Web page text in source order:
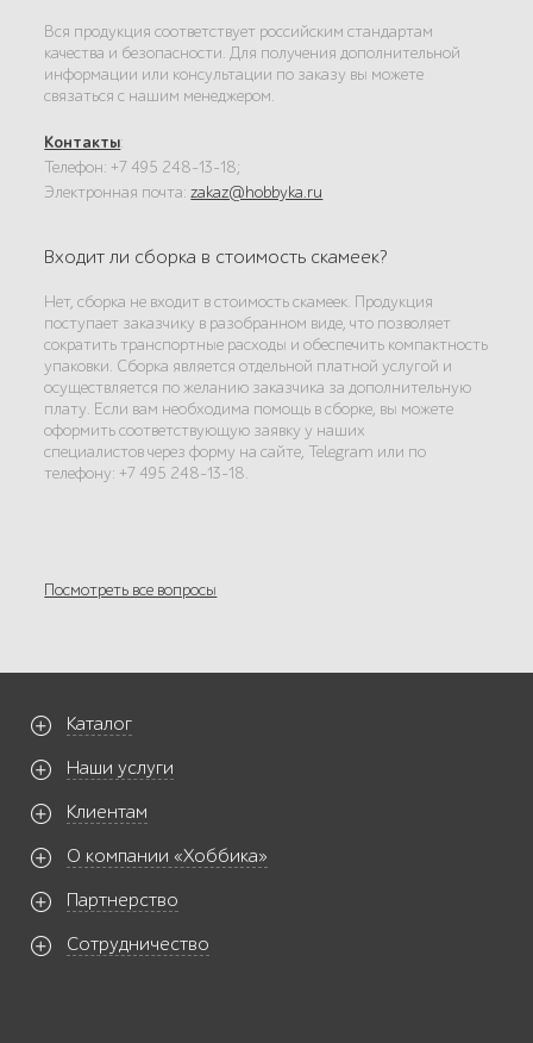
Вся продукция соответствует российским стандартам
качества и безопасности. Для получения дополнительной
информации или консультации по заказу вы можете
связаться с нашим менеджером.
Контакты:
Телефон: +7 495 248-13-18;
Электронная почта:zakaz@hobbyka.ru
Входит ли сборка в стоимость скамеек?
Нет, сборка не входит в стоимость скамеек. Продукция
поступает заказчику в разобранном виде, что позволяет
сократить транспортные расходы и обеспечить компактность
упаковки. Сборка является отдельной платной услугой и
осуществляется по желанию заказчика за дополнительную
плату. Если вам необходима помощь в сборке, вы можете
оформить соответствующую заявку у наших
специалистов через форму на сайте, Telegram или по
телефону: +7 495 248-13-18.
Посмотреть все вопросы
Каталог
Наши услуги
Клиентам
О компании «Хоббика»
Партнерство
Сотрудничество